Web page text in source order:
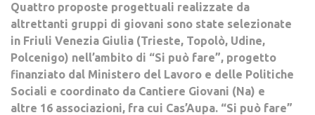
Quattro proposte progettuali realizzate da
altrettanti gruppi di giovani sono state selezionate
in Friuli Venezia Giulia (Trieste, Topolò, Udine,
Polcenigo) nell’ambito di “Si può fare”, progetto
finanziato dal Ministero del Lavoro e delle Politiche
Sociali e coordinato da Cantiere Giovani (Na) e
altre 16 associazioni, fra cui Cas’Aupa. “Si può fare”